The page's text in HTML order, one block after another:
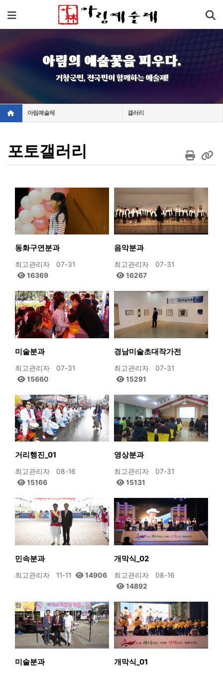
메뉴
아림의 예술꽃을 피우다.
거창군민, 전국민이 함께하는 예술제!
아림예술제 갤러리
포토갤러리
동화구연분과
최고관리자
07-31
16369
음악분과
최고관리자
07-31
16267
미술분과
최고관리자
07-31
15660
경남미술초대작가전
최고관리자
07-31
15291
거리행진_01
최고관리자
08-16
15166
영상분과
최고관리자
07-31
15131
민속분과
최고관리자 11-11 14906
개막식_02
최고관리자
08-16
14892
미술분과 개막식_01